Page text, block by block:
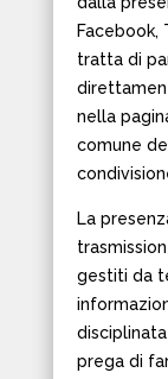
Facebook,
tratta di
nella
comune
La
gestiti da
prega di